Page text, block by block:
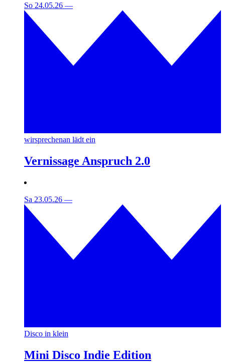
So 24.05.26 —
wirsprechenan lädt ein
Vernissage Anspruch 2.0
Sa 23.05.26 —
Disco in klein
Mini Disco Indie Edition